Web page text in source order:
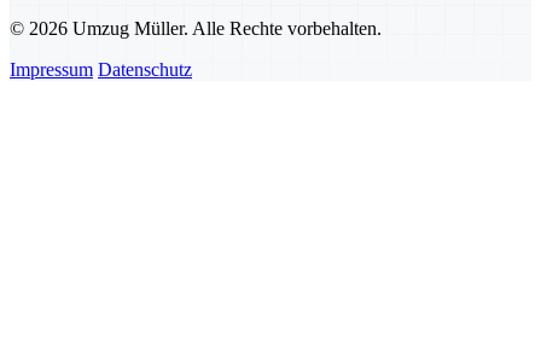
© 2026 Umzug Müller. Alle Rechte vorbehalten.
Impressum Datenschutz